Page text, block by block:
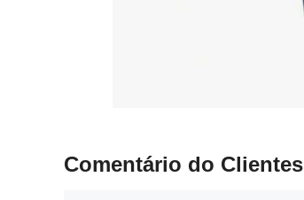
Comentário do Clientes